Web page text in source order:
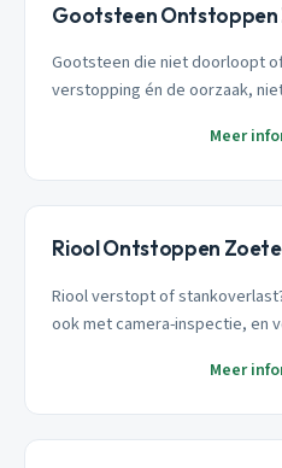
Gootsteen
Gootsteen die niet doorloopt
verstopping én de oorzaak,
Meer
Riool Ontstoppen
Riool verstopt of
ook met camera-inspectie, en
Meer